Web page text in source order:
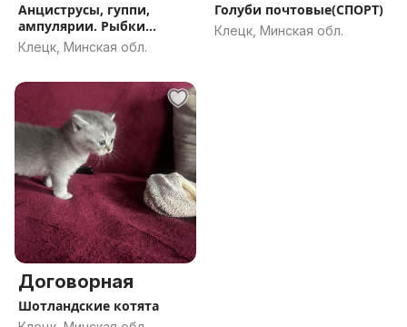
Анциструсы, гуппи,
ампулярии. Рыбки
аквариумные
Клецк, Минская обл.
Голуби почтовые(СПОРТ)
Клецк, Минская обл.
Договорная
Шотландские котята